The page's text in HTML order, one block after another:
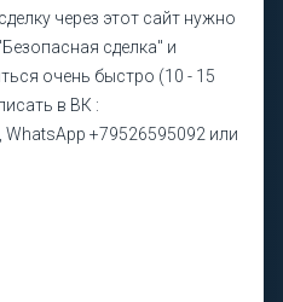
через этот сайт нужно
сделка" и
очень быстро (10 - 15
в ВК :
+79526595092 или